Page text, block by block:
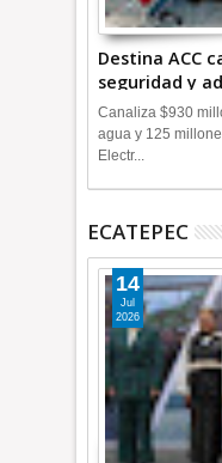
Destina ACC
seguridad y
+Video
Canaliza $930
agua y 125
Electr...
ECATEPEC
14
Jul
2026